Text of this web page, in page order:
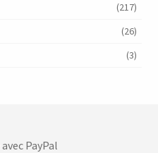
(217)
(26)
(3)
avec PayPal